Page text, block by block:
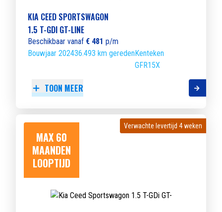
KIA CEED SPORTSWAGON
1.5 T-GDI GT-LINE
Beschikbaar vanaf € 481 p/m
Bouwjaar 202436.493 km geredenKenteken
GFR15X
TOON MEER
MAX 60
MAANDEN
LOOPTIJD
Verwachte levertijd 4 weken
Verwachte levertijd 4 weken